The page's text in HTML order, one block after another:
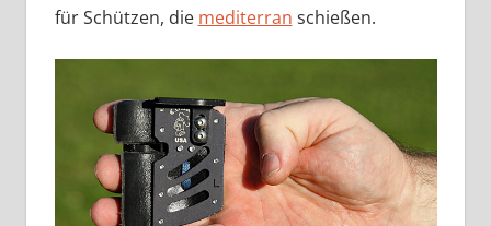
für Schützen, die mediterran schießen.